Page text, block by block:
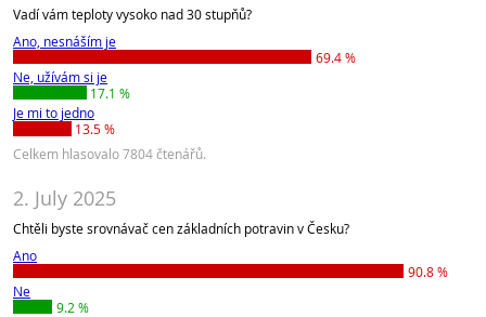
Vadí vám teploty vysoko nad 30 stupňů?
Ano, nesnáším je
69.4 %
Ne, užívám si je
17.1 %
Je mi to jedno
13.5 %
Celkem hlasovalo 7804 čtenářů.
2. July 2025
Chtěli byste srovnávač cen základních potravin v Česku?
Ano
90.8 %
Ne
9.2 %